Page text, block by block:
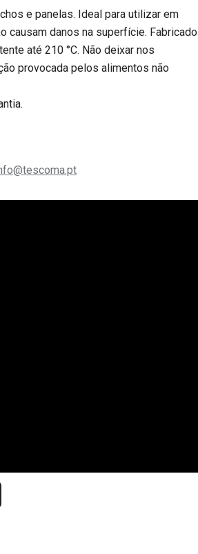
e panelas. Ideal para utilizar em
causam danos na superfície. Fabricado
até 210 °C. Não deixar nos
provocada pelos alimentos não